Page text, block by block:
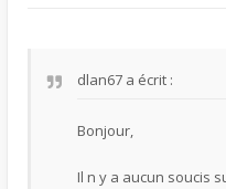
dlan67 a écrit :
Bonjour,
Il n y a aucun soucis